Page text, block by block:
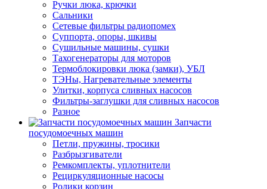
Ручки люка, крючки
Сальники
Сетевые фильтры радиопомех
Суппорта, опоры, шкивы
Сушильные машины, сушки
Тахогенераторы для моторов
Термоблокировки люка (замки), УБЛ
ТЭНы, Нагревательные элементы
Улитки, корпуса сливных насосов
Фильтры-заглушки для сливных насосов
Разное
Запчасти
посудомоечных машин
Петли, пружины, тросики
Разбрызгиватели
Ремкомплекты, уплотнители
Рециркуляционные насосы
Ролики корзин